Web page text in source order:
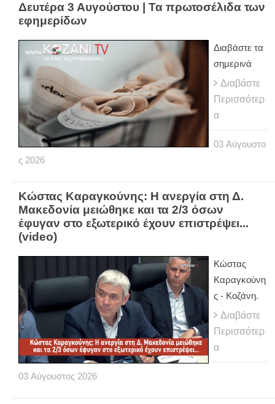
Δευτέρα 3 Αυγούστου | Τα πρωτοσέλιδα των
εφημερίδων
Διαβάστε τα
σημερινά
Διαβάστε
Περισσότερ
α
03 Αύγουστο
ς 2026
Κώστας Καραγκούνης: Η ανεργία στη Δ.
Μακεδονία μειώθηκε και τα 2/3 όσων
έφυγαν στο εξωτερικό έχουν επιστρέψει...
(video)
Κώστας
Καραγκούνη
ς - Κοζάνη.
Διαβάστε
Περισσότερ
α
03 Αύγουστος 2026